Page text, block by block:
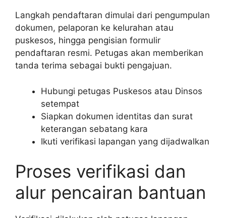
Langkah pendaftaran dimulai dari pengumpulan
dokumen, pelaporan ke kelurahan atau
puskesos, hingga pengisian formulir
pendaftaran resmi. Petugas akan memberikan
tanda terima sebagai bukti pengajuan.
Hubungi petugas Puskesos atau Dinsos
setempat
Siapkan dokumen identitas dan surat
keterangan sebatang kara
Ikuti verifikasi lapangan yang dijadwalkan
Proses verifikasi dan
alur pencairan bantuan